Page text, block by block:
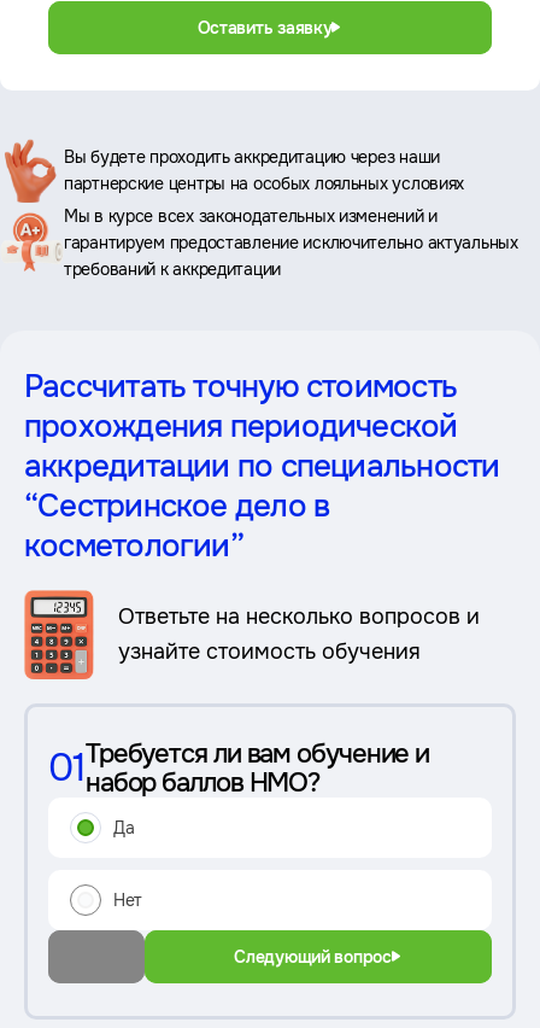
Оставить заявку
Ключевые
преимущества
Вы будете проходить аккредитацию через наши
партнерские центры на особых лояльных условиях
Мы в курсе всех законодательных изменений и
гарантируем предоставление исключительно актуальных
требований к аккредитации
Рассчитать точную стоимость
прохождения периодической
аккредитации по специальности
“Сестринское дело в
косметологии”
Ответьте на несколько вопросов и
узнайте стоимость обучения
01Требуется ли вам обучение и
набор баллов НМО?
Да
Нет
Следующий вопрос